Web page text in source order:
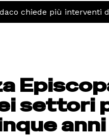
chiede più interventi
settori
anni